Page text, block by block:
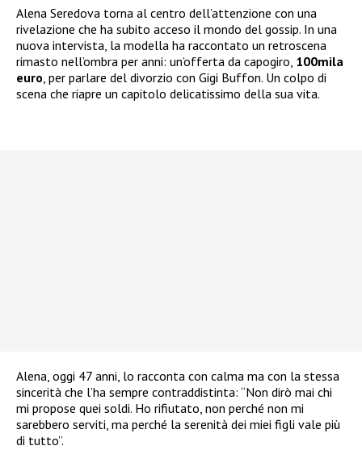
Alena Seredova torna al centro dell’attenzione con una
rivelazione che ha subito acceso il mondo del gossip. In una
nuova intervista, la modella ha raccontato un retroscena
rimasto nell’ombra per anni: un’offerta da capogiro, 100mila
euro, per parlare del divorzio con Gigi Buffon. Un colpo di
scena che riapre un capitolo delicatissimo della sua vita.
Alena, oggi 47 anni, lo racconta con calma ma con la stessa
sincerità che l’ha sempre contraddistinta: “Non dirò mai chi
mi propose quei soldi. Ho rifiutato, non perché non mi
sarebbero serviti, ma perché la serenità dei miei figli vale più
di tutto”.